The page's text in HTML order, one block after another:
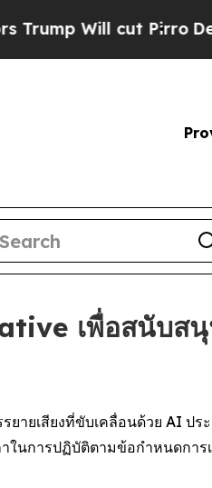
Will cut Pirro
เพื่อสนับส
ายเสียงที่ขับเคลื่อนด้วย AI ปร
นการปฏิบัติตามข้อกำหนดการ